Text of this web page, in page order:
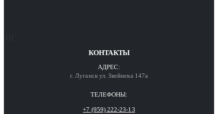
КОНТАКТЫ
АДРЕС:
г. Луганск ул. Звейнека 147а
ТЕЛЕФОНЫ:
+7 (959) 222-23-13